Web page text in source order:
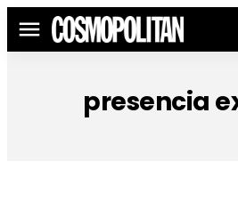
Menú
presencia